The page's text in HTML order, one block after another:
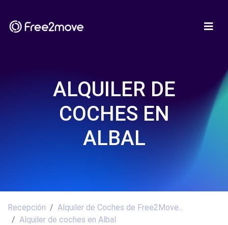
ALQUILER DE
COCHES EN
ALBAL
Recepción
Alquiler de Coches de Free2Move...
Alquiler de coches en Albal